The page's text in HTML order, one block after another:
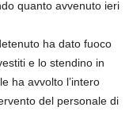
quanto avvenuto ieri
ha dato fuoco
e lo stendino in
ha avvolto l’intero
del personale di